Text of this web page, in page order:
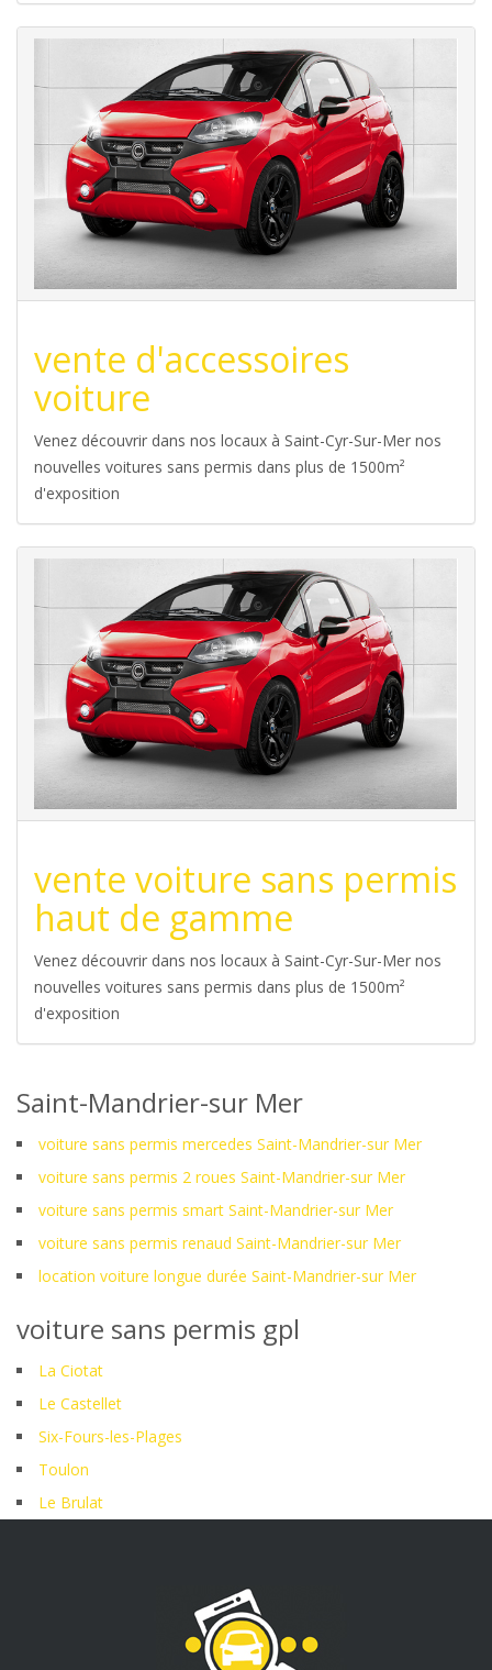
vente d'accessoires
voiture
Venez découvrir dans nos locaux à Saint-Cyr-Sur-Mer nos
nouvelles voitures sans permis dans plus de 1500m²
d'exposition
vente voiture sans permis
haut de gamme
Venez découvrir dans nos locaux à Saint-Cyr-Sur-Mer nos
nouvelles voitures sans permis dans plus de 1500m²
d'exposition
Saint-Mandrier-sur Mer
voiture sans permis mercedes Saint-Mandrier-sur Mer
voiture sans permis 2 roues Saint-Mandrier-sur Mer
voiture sans permis smart Saint-Mandrier-sur Mer
voiture sans permis renaud Saint-Mandrier-sur Mer
location voiture longue durée Saint-Mandrier-sur Mer
voiture sans permis gpl
La Ciotat
Le Castellet
Six-Fours-les-Plages
Toulon
Le Brulat